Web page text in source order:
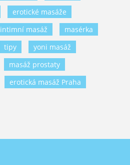
erotické masáže
intimní masáž
masérka
tipy
yoni masáž
masáž prostaty
erotická masáž Praha